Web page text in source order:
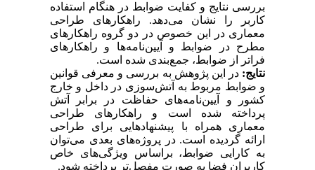
بررسی نتایج و کفایت ضوابط در هنگام استفاده
کاربر را نشان می‌دهد. راهکارهای طراحی
معماری در این خصوص در دو گروه راهکارهای
مطرح در ضوابط و آیین‌نامه‌ها و راهکارهای
فراتر از ضوابط، جمع‌بندی شده است.
نتایج: در این پژوهش به بررسی و معرفی قوانین
و ضوابط مربوط به ‌آتش‌سوزی در داخل و خارج
کشور و آیین‌نامه‌های حفاظت در برابر آتش
پرداخته شده است و راهکارهای طراحی
معماری همراه با پیشنهادهایی برای طراحی
ارائه گردیده است. در پروژه‌های بعدی می‌توان
به کارایی ضوابط، براساس ویژگی‌های خاص
کاربران فضا به صورت مفصل‌تر پرداخته شود.